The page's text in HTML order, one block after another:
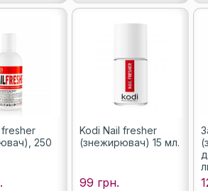
fresher
250
Kodi Nail fresher
(знежирювач) 15 мл.
99 грн.